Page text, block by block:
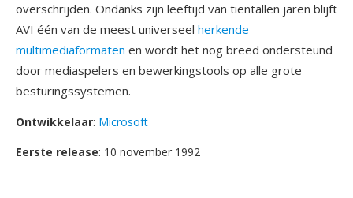
overschrijden. Ondanks zijn leeftijd van tientallen jaren blijft
AVI één van de meest universeel herkende
multimediaformaten en wordt het nog breed ondersteund
door mediaspelers en bewerkingstools op alle grote
besturingssystemen.
Ontwikkelaar: Microsoft
Eerste release: 10 november 1992